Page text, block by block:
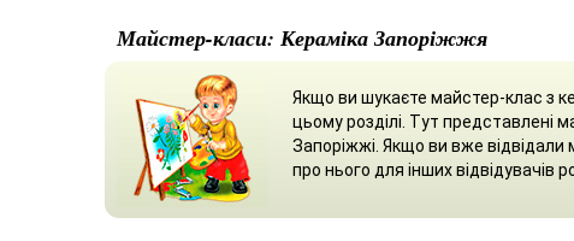
Майстер-класи: Кераміка Запоріжжя
Якщо ви шукаєте майстер-клас з
цьому розділі. Тут представлені
Запоріжжі. Якщо ви вже
про нього для інших відвідувачів